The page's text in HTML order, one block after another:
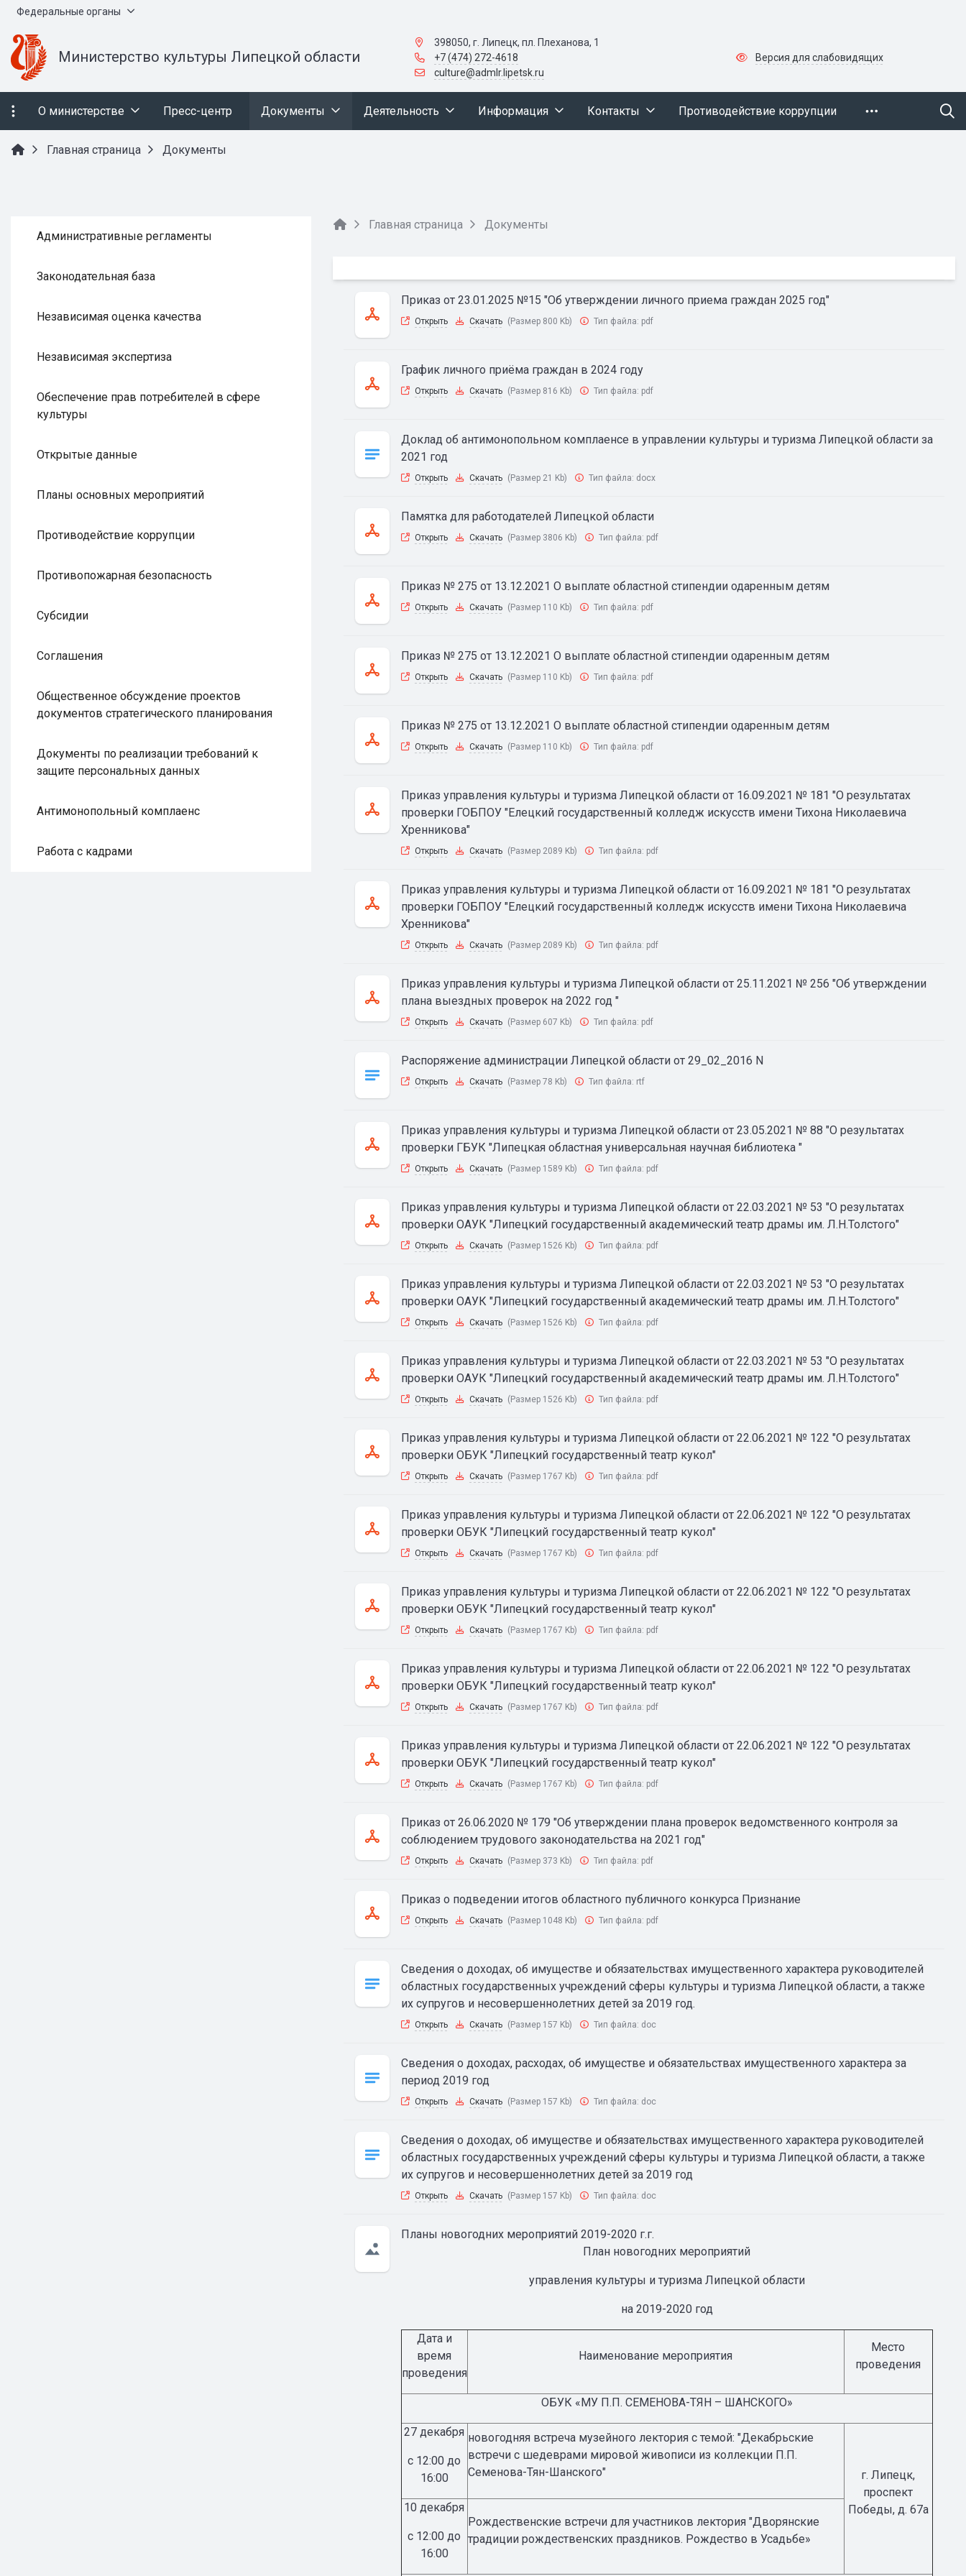
Федеральные органы
Министерство культуры Липецкой области
398050, г. Липецк, пл. Плеханова, 1
+7 (474) 272-4618
culture@admlr.lipetsk.ru
Версия для слабовидящих
О министерстве Пресс-центр Документы Деятельность Информация Контакты Противодействие коррупции
Главная страница Документы
Административные регламенты
Законодательная база
Независимая оценка качества
Независимая экспертиза
Обеспечение прав потребителей в сфере
культуры
Открытые данные
Планы основных мероприятий
Противодействие коррупции
Противопожарная безопасность
Субсидии
Соглашения
Общественное обсуждение проектов
документов стратегического планирования
Документы по реализации требований к
защите персональных данных
Антимонопольный комплаенс
Работа с кадрами
Главная страница Документы
Приказ от 23.01.2025 №15 "Об утверждении личного приема граждан 2025 год"
Открыть Скачать (Размер 800 Kb) Тип файла: pdf
График личного приёма граждан в 2024 году
Открыть Скачать (Размер 816 Kb) Тип файла: pdf
Доклад об антимонопольном комплаенсе в управлении культуры и туризма Липецкой области за
2021 год
Открыть Скачать (Размер 21 Kb) Тип файла: docx
Памятка для работодателей Липецкой области
Открыть Скачать (Размер 3806 Kb) Тип файла: pdf
Приказ № 275 от 13.12.2021 О выплате областной стипендии одаренным детям
Открыть Скачать (Размер 110 Kb) Тип файла: pdf
Приказ № 275 от 13.12.2021 О выплате областной стипендии одаренным детям
Открыть Скачать (Размер 110 Kb) Тип файла: pdf
Приказ № 275 от 13.12.2021 О выплате областной стипендии одаренным детям
Открыть Скачать (Размер 110 Kb) Тип файла: pdf
Приказ управления культуры и туризма Липецкой области от 16.09.2021 № 181 "О результатах
проверки ГОБПОУ "Елецкий государственный колледж искусств имени Тихона Николаевича
Хренникова"
Открыть Скачать (Размер 2089 Kb) Тип файла: pdf
Приказ управления культуры и туризма Липецкой области от 16.09.2021 № 181 "О результатах
проверки ГОБПОУ "Елецкий государственный колледж искусств имени Тихона Николаевича
Хренникова"
Открыть Скачать (Размер 2089 Kb) Тип файла: pdf
Приказ управления культуры и туризма Липецкой области от 25.11.2021 № 256 "Об утверждении
плана выездных проверок на 2022 год "
Открыть Скачать (Размер 607 Kb) Тип файла: pdf
Распоряжение администрации Липецкой области от 29_02_2016 N
Открыть Скачать (Размер 78 Kb) Тип файла: rtf
Приказ управления культуры и туризма Липецкой области от 23.05.2021 № 88 "О результатах
проверки ГБУК "Липецкая областная универсальная научная библиотека "
Открыть Скачать (Размер 1589 Kb) Тип файла: pdf
Приказ управления культуры и туризма Липецкой области от 22.03.2021 № 53 "О результатах
проверки ОАУК "Липецкий государственный академический театр драмы им. Л.Н.Толстого"
Открыть Скачать (Размер 1526 Kb) Тип файла: pdf
Приказ управления культуры и туризма Липецкой области от 22.03.2021 № 53 "О результатах
проверки ОАУК "Липецкий государственный академический театр драмы им. Л.Н.Толстого"
Открыть Скачать (Размер 1526 Kb) Тип файла: pdf
Приказ управления культуры и туризма Липецкой области от 22.03.2021 № 53 "О результатах
проверки ОАУК "Липецкий государственный академический театр драмы им. Л.Н.Толстого"
Открыть Скачать (Размер 1526 Kb) Тип файла: pdf
Приказ управления культуры и туризма Липецкой области от 22.06.2021 № 122 "О результатах
проверки ОБУК "Липецкий государственный театр кукол"
Открыть Скачать (Размер 1767 Kb) Тип файла: pdf
Приказ управления культуры и туризма Липецкой области от 22.06.2021 № 122 "О результатах
проверки ОБУК "Липецкий государственный театр кукол"
Открыть Скачать (Размер 1767 Kb) Тип файла: pdf
Приказ управления культуры и туризма Липецкой области от 22.06.2021 № 122 "О результатах
проверки ОБУК "Липецкий государственный театр кукол"
Открыть Скачать (Размер 1767 Kb) Тип файла: pdf
Приказ управления культуры и туризма Липецкой области от 22.06.2021 № 122 "О результатах
проверки ОБУК "Липецкий государственный театр кукол"
Открыть Скачать (Размер 1767 Kb) Тип файла: pdf
Приказ управления культуры и туризма Липецкой области от 22.06.2021 № 122 "О результатах
проверки ОБУК "Липецкий государственный театр кукол"
Открыть Скачать (Размер 1767 Kb) Тип файла: pdf
Приказ от 26.06.2020 № 179 "Об утверждении плана проверок ведомственного контроля за
соблюдением трудового законодательства на 2021 год"
Открыть Скачать (Размер 373 Kb) Тип файла: pdf
Приказ о подведении итогов областного публичного конкурса Признание
Открыть Скачать (Размер 1048 Kb) Тип файла: pdf
Сведения о доходах, об имуществе и обязательствах имущественного характера руководителей
областных государственных учреждений сферы культуры и туризма Липецкой области, а также
их супругов и несовершеннолетних детей за 2019 год.
Открыть Скачать (Размер 157 Kb) Тип файла: doc
Сведения о доходах, расходах, об имуществе и обязательствах имущественного характера за
период 2019 год
Открыть Скачать (Размер 157 Kb) Тип файла: doc
Сведения о доходах, об имуществе и обязательствах имущественного характера руководителей
областных государственных учреждений сферы культуры и туризма Липецкой области, а также
их супругов и несовершеннолетних детей за 2019 год
Открыть Скачать (Размер 157 Kb) Тип файла: doc
Планы новогодних мероприятий 2019-2020 г.г.
План новогодних мероприятий
управления культуры и туризма Липецкой области
на 2019-2020 год
Дата и
время
проведения
Наименование мероприятия
Место
проведения
ОБУК «МУ П.П. СЕМЕНОВА-ТЯН – ШАНСКОГО»
27 декабря
с 12:00 до
16:00
новогодняя встреча музейного лектория с темой: "Декабрьские
встречи с шедеврами мировой живописи из коллекции П.П.
Семенова-Тян-Шанского"
г. Липецк,
проспект
Победы, д. 67а
10 декабря
с 12:00 до
16:00
Рождественские встречи для участников лектория "Дворянские
традиции рождественских праздников. Рождество в Усадьбе»